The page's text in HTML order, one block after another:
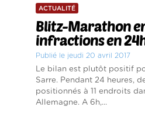
ACTUALITÉ
Blitz-Marathon
infractions en
Publié le jeudi 20 avril 2017
Le bilan est plutôt positif
Sarre. Pendant 24 heures,
positionnés à 11 endroits
Allemagne. A 6h,...